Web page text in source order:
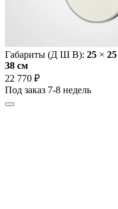
Габариты (Д Ш В): 25 × 25
38 cм
22 770 ₽
Под заказ 7-8 недель